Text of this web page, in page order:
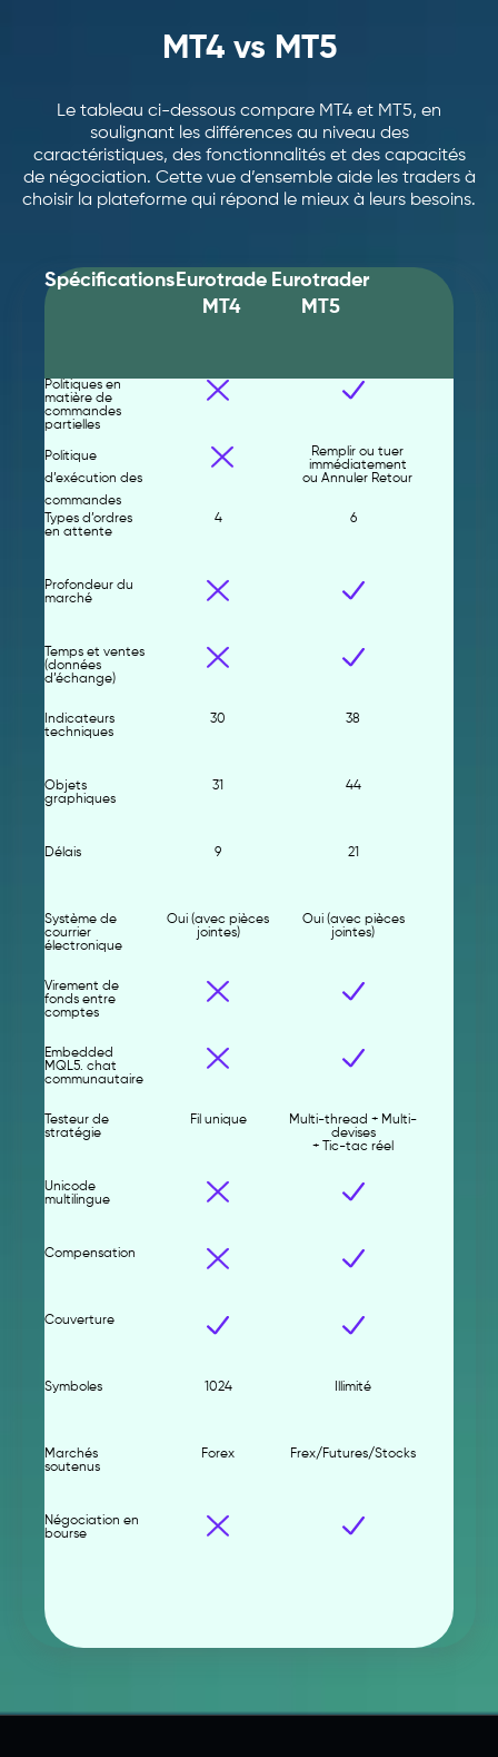
MT4 vs MT5
Le tableau ci-dessous compare MT4 et MT5, en
soulignant les différences au niveau des
caractéristiques, des fonctionnalités et des capacités
de négociation. Cette vue d’ensemble aide les traders à
choisir la plateforme qui répond le mieux à leurs besoins.
Spécifications Eurotrade
MT4
Eurotrader
MT5
Politiques en
matière de
commandes
partielles
Politique
d’exécution des
commandes
Remplir ou tuer
immédiatement
ou Annuler Retour
Types d’ordres
en attente
4 6
Profondeur du
marché
Temps et ventes
(données
d’échange)
Indicateurs
techniques
30 38
Objets
graphiques
31 44
Délais 9 21
Système de
courrier
électronique
Oui (avec pièces
jointes)
Oui (avec pièces
jointes)
Virement de
fonds entre
comptes
Embedded
MQL5. chat
communautaire
Testeur de
stratégie
Fil unique
Multi-thread + Multi-
devises
+ Tic-tac réel
Unicode
multilingue
Compensation
Couverture
Symboles 1024 Illimité
Marchés
soutenus
Forex Frex/Futures/Stocks
Négociation en
bourse